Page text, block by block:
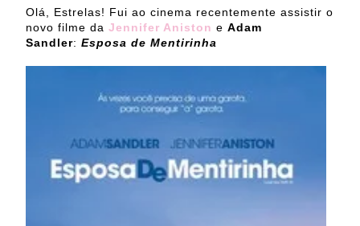
Olá, Estrelas! Fui ao cinema recentemente assistir o
novo filme da Jennifer Aniston e Adam
Sandler: Esposa de Mentirinha